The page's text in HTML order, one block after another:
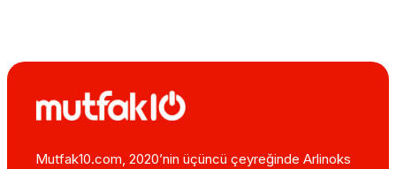
Mutfak10.com, 2020’nin üçüncü çeyreğinde Arlinoks